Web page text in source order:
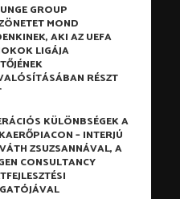
GROUP
MOND
AKI AZ UEFA
LIGÁJA
RÉSZT
KÜLÖNBSÉGEK A
– INTERJÚ
ZSUZSANNÁVAL, A
CONSULTANCY